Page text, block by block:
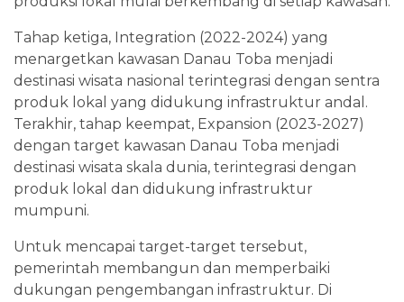
Tahap ketiga, Integration (2022-2024) yang
menargetkan kawasan Danau Toba menjadi
destinasi wisata nasional terintegrasi dengan sentra
produk lokal yang didukung infrastruktur andal.
Terakhir, tahap keempat, Expansion (2023-2027)
dengan target kawasan Danau Toba menjadi
destinasi wisata skala dunia, terintegrasi dengan
produk lokal dan didukung infrastruktur
mumpuni.
Untuk mencapai target-target tersebut,
pemerintah membangun dan memperbaiki
dukungan pengembangan infrastruktur. Di